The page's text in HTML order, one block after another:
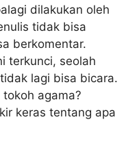
dilakukan oleh
tidak bisa
berkomentar.
terkunci, seolah
lagi bisa bicara.
agama?
keras tentang apa